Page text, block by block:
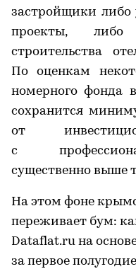
застройщики либо
проекты, либо
строительства
По оценкам
номерного фонда
сохранится
от
с
существенно выше
На этом фоне
переживает бум:
Dataflat.ru на
за первое